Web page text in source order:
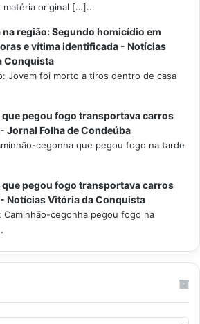
matéria original […]...
região: Segundo homicídio em
e vítima identificada - Notícias
Conquista
Jovem foi morto a tiros dentro de casa
que pegou fogo transportava carros
Jornal Folha de Condeúba
cegonha que pegou fogo na tarde
que pegou fogo transportava carros
Notícias Vitória da Conquista
cegonha pegou fogo na